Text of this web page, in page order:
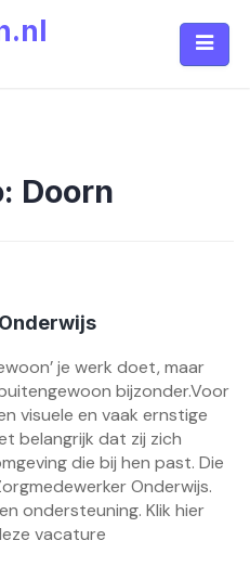
Doorn
je werk doet, maar
bijzonder.Voor
visuele en vaak ernstige
belangrijk dat zij zich
die bij hen past. Die
Onderwijs.
ondersteuning. Klik hier
vacature